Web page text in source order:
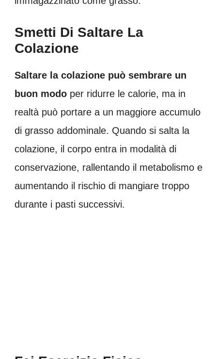
Smetti Di Saltare La
Colazione
Saltare la colazione può sembrare un
buon modo per ridurre le calorie, ma in
realtà può portare a un maggiore accumulo
di grasso addominale. Quando si salta la
colazione, il corpo entra in modalità di
conservazione, rallentando il metabolismo e
aumentando il rischio di mangiare troppo
durante i pasti successivi.